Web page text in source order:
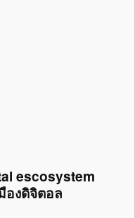
escosystem
องดิจิตอล